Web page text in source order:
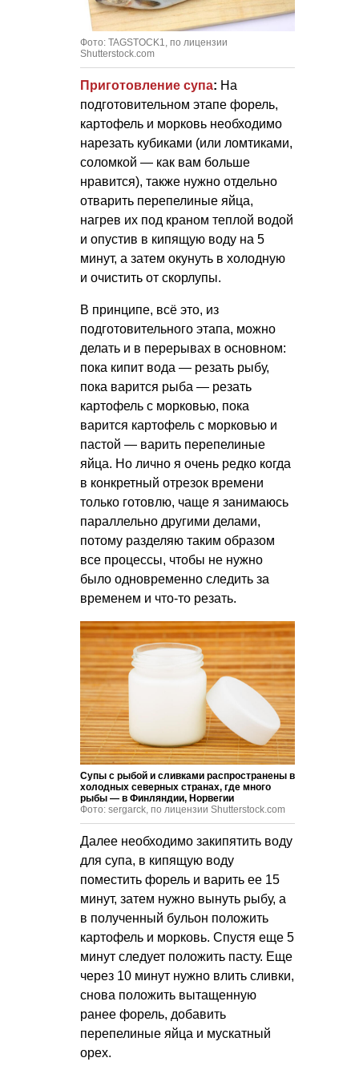
Фото: TAGSTOCK1, по лицензии
Shutterstock.com
Приготовление супа: На
подготовительном этапе форель,
картофель и морковь необходимо
нарезать кубиками (или ломтиками,
соломкой — как вам больше
нравится), также нужно отдельно
отварить перепелиные яйца,
нагрев их под краном теплой водой
и опустив в кипящую воду на 5
минут, а затем окунуть в холодную
и очистить от скорлупы.
В принципе, всё это, из
подготовительного этапа, можно
делать и в перерывах в основном:
пока кипит вода — резать рыбу,
пока варится рыба — резать
картофель с морковью, пока
варится картофель с морковью и
пастой — варить перепелиные
яйца. Но лично я очень редко когда
в конкретный отрезок времени
только готовлю, чаще я занимаюсь
параллельно другими делами,
потому разделяю таким образом
все процессы, чтобы не нужно
было одновременно следить за
временем и что-то резать.
Супы с рыбой и сливками распространены в
холодных северных странах, где много
рыбы — в Финляндии, Норвегии
Фото: sergarck, по лицензии Shutterstock.com
Далее необходимо закипятить воду
для супа, в кипящую воду
поместить форель и варить ее 15
минут, затем нужно вынуть рыбу, а
в полученный бульон положить
картофель и морковь. Спустя еще 5
минут следует положить пасту. Еще
через 10 минут нужно влить сливки,
снова положить вытащенную
ранее форель, добавить
перепелиные яйца и мускатный
орех.